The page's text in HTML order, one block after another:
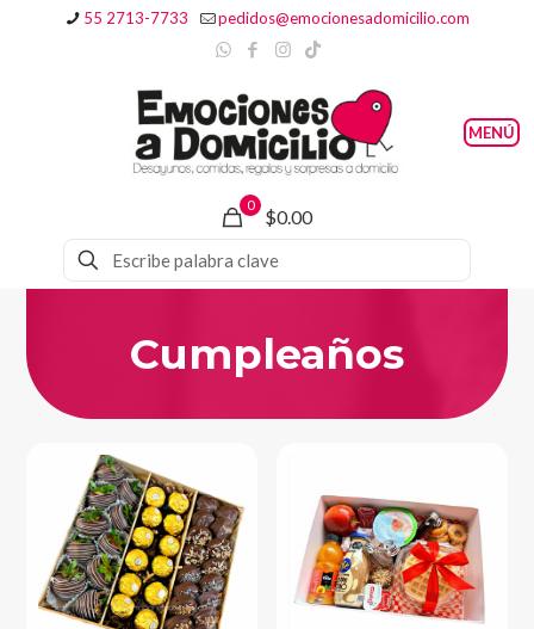
55 2713-7733 pedidos@emocionesadomicilio.com
0
$0.00
Cumpleaños